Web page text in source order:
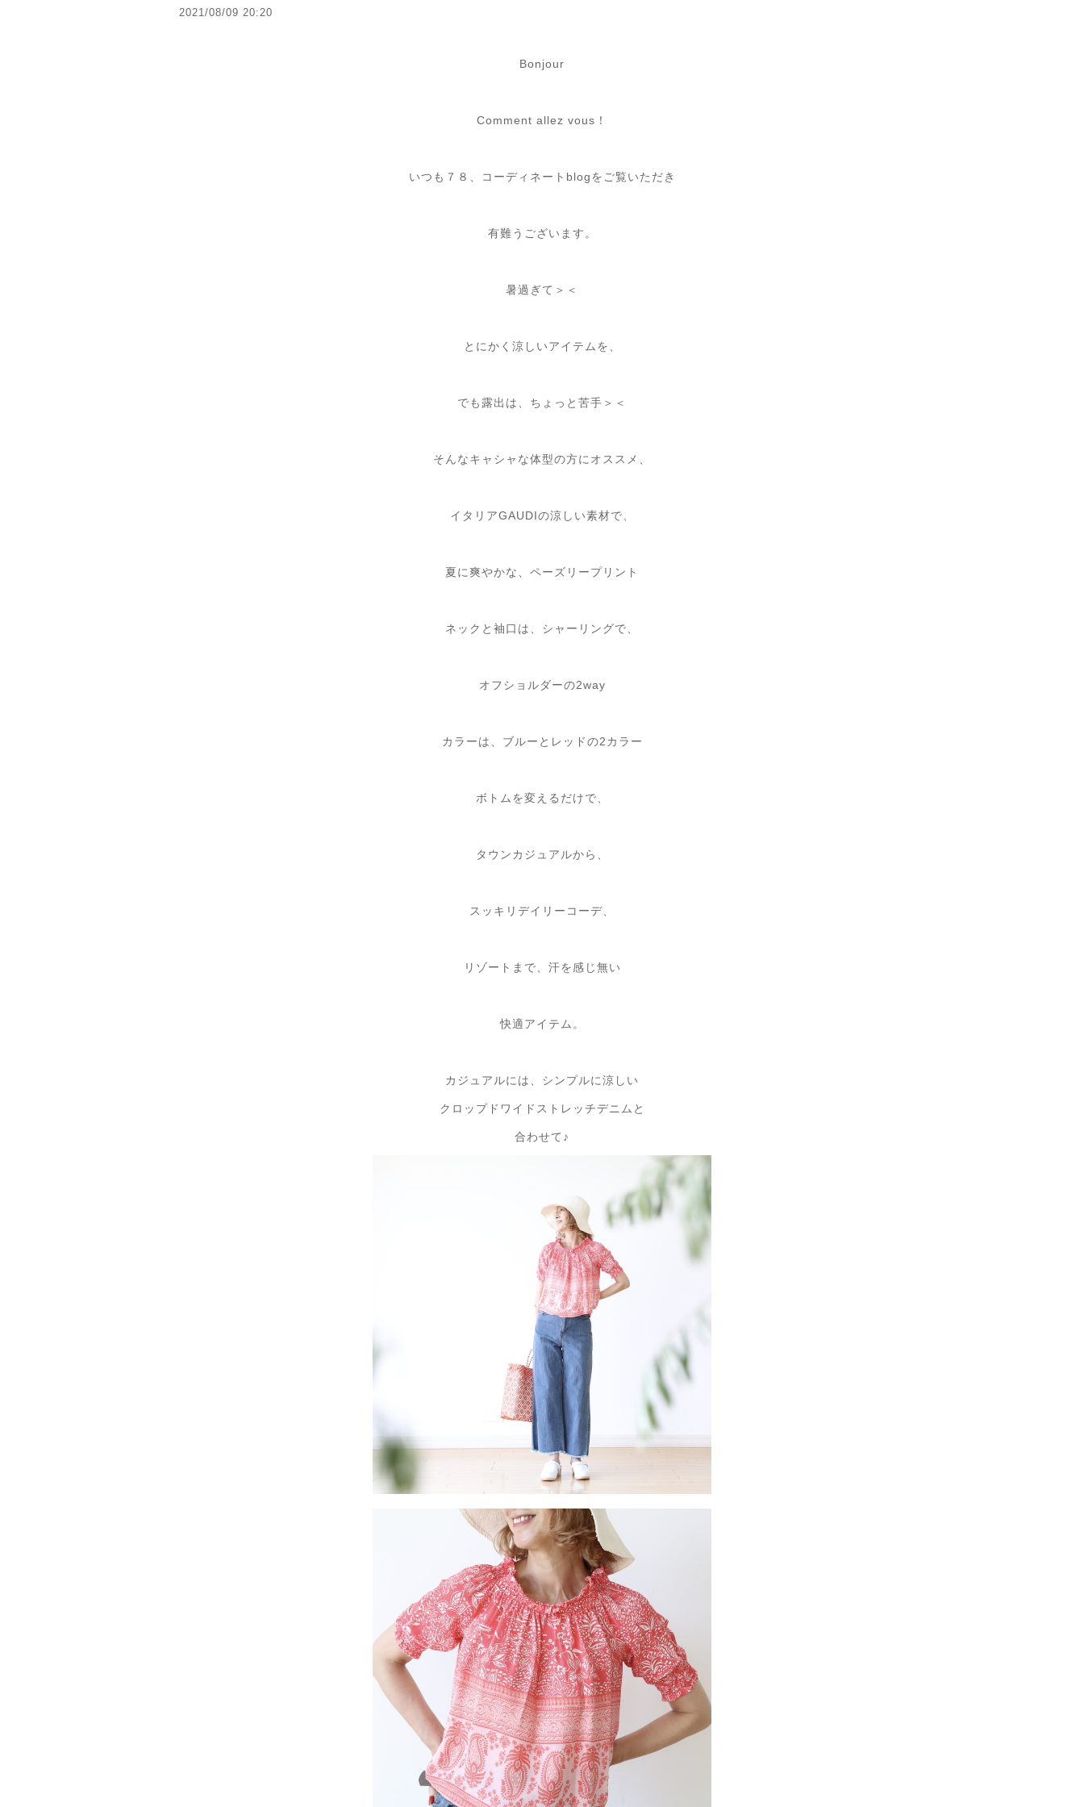
2021/08/09 20:20
Bonjour
Comment allez vous！
いつも７８、コーディネートblogをご覧いただき
有難うございます。
暑過ぎて＞＜
とにかく涼しいアイテムを、
でも露出は、ちょっと苦手＞＜
そんなキャシャな体型の方にオススメ、
イタリアGAUDIの涼しい素材で、
夏に爽やかな、ペーズリープリント
ネックと袖口は、シャーリングで、
オフショルダーの2way
カラーは、ブルーとレッドの2カラー
ボトムを変えるだけで、
タウンカジュアルから、
スッキリデイリーコーデ、
リゾートまで、汗を感じ無い
快適アイテム。
カジュアルには、シンプルに涼しい
クロップドワイドストレッチデニムと
合わせて♪